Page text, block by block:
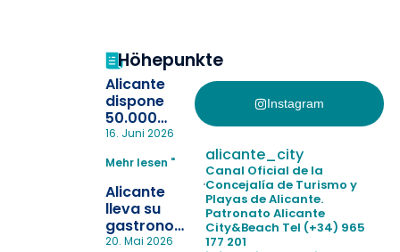
Höhepunkte
Alicante
dispone
50.000
pulseras
la
pérdida de niños
en las
playas y
realiza con
16. Juni 2026
Mehr lesen "
Alicante
lleva su
gastronomía
a Madrid
20. Mai 2026
Instagram
alicante_city
Canal Oficial de la
Concejalía de Turismo y
Playas de Alicante.
Patronato Alicante
City&Beach Tel (+34) 965
177 201